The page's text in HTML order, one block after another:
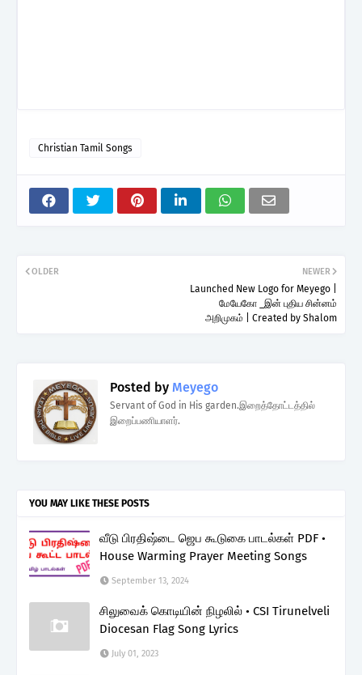
Christian Tamil Songs
NEWER
Launched New Logo for Meyego |
மேயேகோ _இன் புதிய சின்னம்
அறிமுகம் | Created by Shalom
OLDER
Posted by Meyego
Servant of God in His garden.இறைத்தோட்டத்தில்
இறைப்பணியாளர்.
YOU MAY LIKE THESE POSTS
வீடு பிரதிஷ்டை ஜெப கூடுகை பாடல்கள் PDF •
House Warming Prayer Meeting Songs
September 13, 2024
சிலுவைக் கொடியின் நிழலில் • CSI Tirunelveli
Diocesan Flag Song Lyrics
July 01, 2023